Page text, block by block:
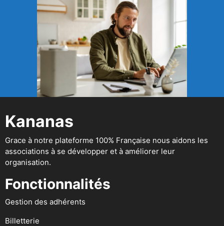
Kananas
Grace à notre plateforme 100% Française nous aidons les
associations à se développer et à améliorer leur
organisation.
Fonctionnalités
Gestion des adhérents
Billetterie